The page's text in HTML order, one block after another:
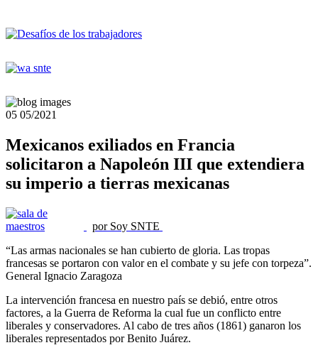
05 05/2021
Mexicanos exiliados en Francia
solicitaron a Napoleón III que extendiera
su imperio a tierras mexicanas
por Soy SNTE
“Las armas nacionales se han cubierto de gloria. Las tropas
francesas se portaron con valor en el combate y su jefe con torpeza”.
General Ignacio Zaragoza
La intervención francesa en nuestro país se debió, entre otros
factores, a la Guerra de Reforma la cual fue un conflicto entre
liberales y conservadores. Al cabo de tres años (1861) ganaron los
liberales representados por Benito Juárez.